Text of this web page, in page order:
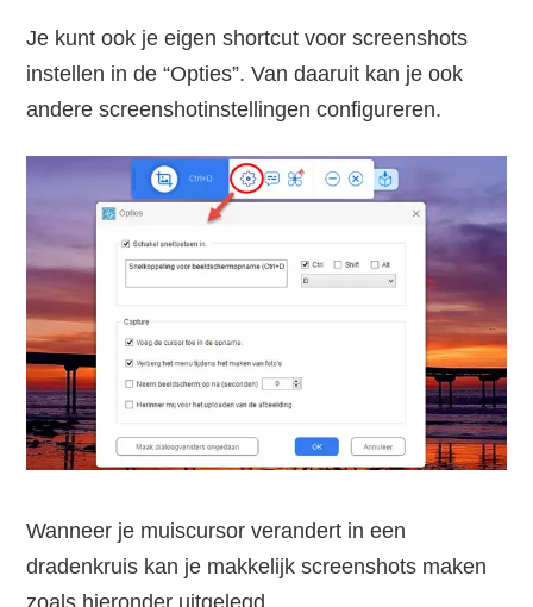
Je kunt ook je eigen shortcut voor screenshots
instellen in de “Opties”. Van daaruit kan je ook
andere screenshotinstellingen configureren.
Wanneer je muiscursor verandert in een
dradenkruis kan je makkelijk screenshots maken
zoals hieronder uitgelegd.